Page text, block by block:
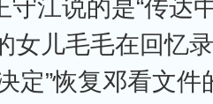
守江说的是“传达
女儿毛毛在回忆
定”恢复邓看文